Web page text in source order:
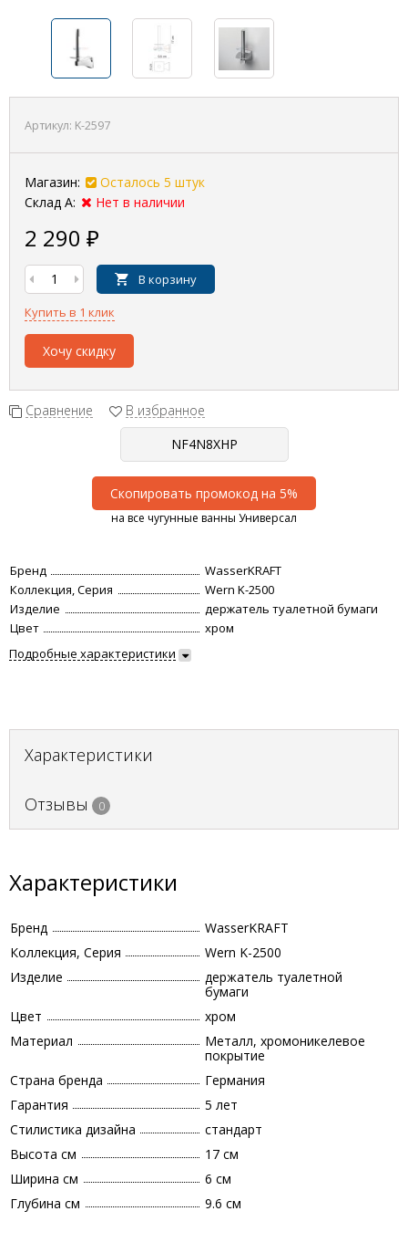
Артикул: K-2597
Магазин:
Осталось 5 штук
Склад А:
Нет в наличии
2 290 ₽
В корзину
Купить в 1 клик
Хочу скидку
Сравнение В избранное
Скопировать промокод на 5%
на все чугунные ванны Универсал
Бренд
WasserKRAFT
Коллекция, Серия
Wern K-2500
Изделие
держатель туалетной бумаги
Цвет
хром
Подробные характеристики
Характеристики
Отзывы 0
Характеристики
Бренд
WasserKRAFT
Коллекция, Серия
Wern K-2500
Изделие
держатель туалетной
бумаги
Цвет
хром
Материал
Металл, хромоникелевое
покрытие
Страна бренда
Германия
Гарантия
5 лет
Стилистика дизайна
стандарт
Высота см
17 см
Ширина см
6 см
Глубина см
9.6 см